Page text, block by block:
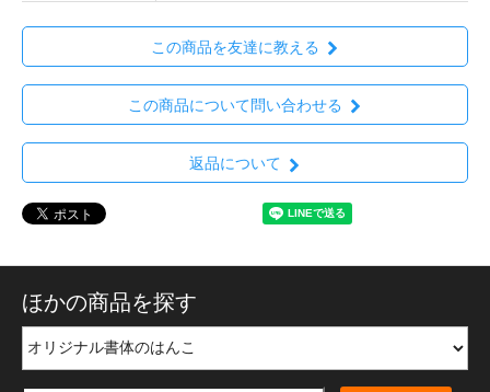
この商品を友達に教える
この商品について問い合わせる
返品について
ほかの商品を探す